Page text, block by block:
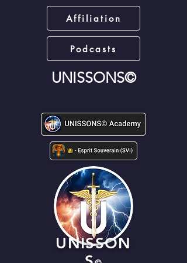
Affiliation
Podcasts
UNISSONS©
UNISSON